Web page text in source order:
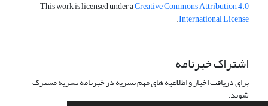
This work is licensed under aCreative Commons Attribution 4.0
International License
.
اشتراک خبرنامه
برای دریافت اخبار و اطلاعیه های مهم نشریه در خبرنامه نشریه مشترک
شوید.